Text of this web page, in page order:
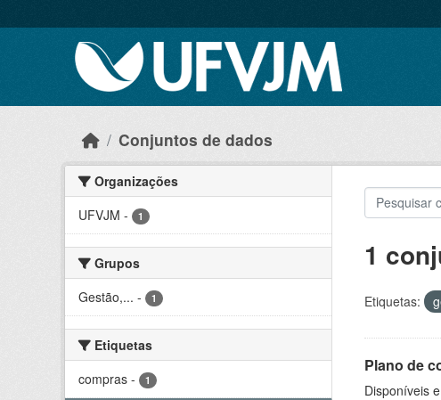
Conjuntos de dados
Organizações
UFVJM - 1
Grupos
Gestão,... - 1
Etiquetas
compras - 1
1
Etiquetas:
Plano de
Disponíveis